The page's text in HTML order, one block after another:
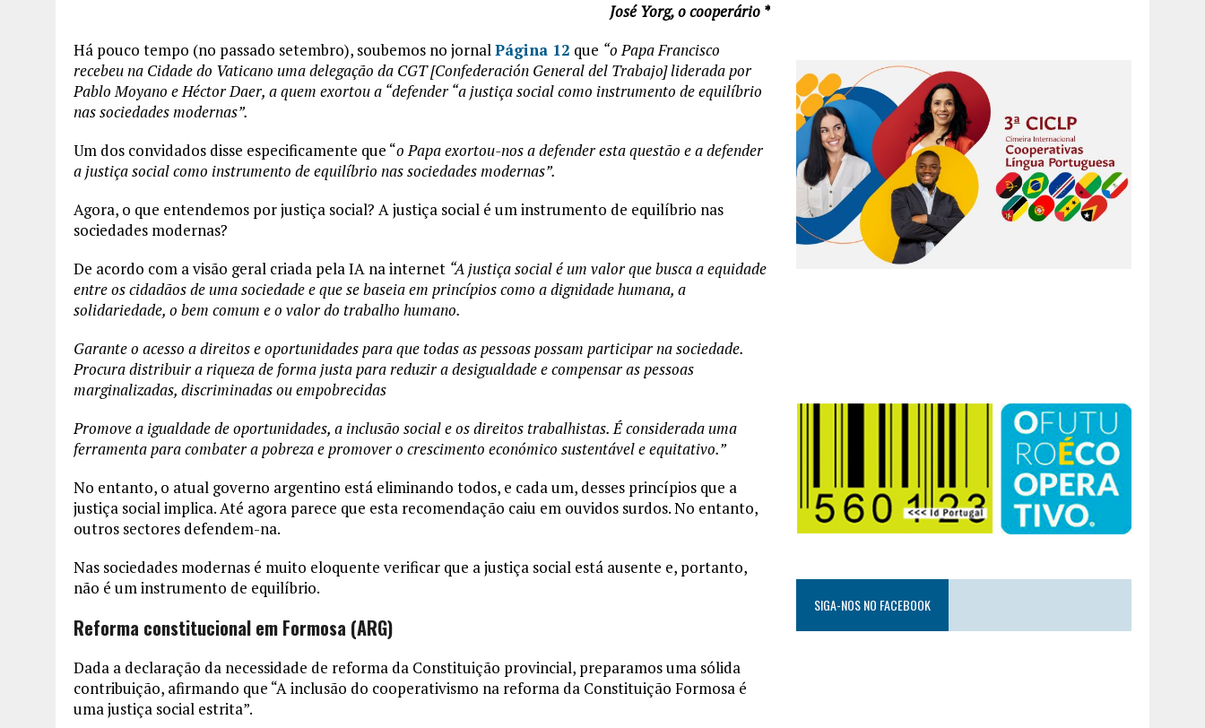
José Yorg, o cooperário *
Há pouco tempo (no passado setembro), soubemos no jornalPágina 12 que “o Papa Francisco
recebeu na Cidade do Vaticano uma delegação da CGT [Confederación General del Trabajo] liderada por
Pablo Moyano e Héctor Daer, a quem exortou a “defender “a justiça social como instrumento de equilíbrio
nas sociedades modernas”.
Um dos convidados disse especificamente que “o Papa exortou-nos a defender esta questão e a defender
a justiça social como instrumento de equilíbrio nas sociedades modernas”.
Agora, o que entendemos por justiça social? A justiça social é um instrumento de equilíbrio nas
sociedades modernas?
De acordo com a visão geral criada pela IA na internet “A justiça social é um valor que busca a equidade
entre os cidadãos de uma sociedade e que se baseia em princípios como a dignidade humana, a
solidariedade, o bem comum e o valor do trabalho humano.
Garante o acesso a direitos e oportunidades para que todas as pessoas possam participar na sociedade.
Procura distribuir a riqueza de forma justa para reduzir a desigualdade e compensar as pessoas
marginalizadas, discriminadas ou empobrecidas
Promove a igualdade de oportunidades, a inclusão social e os direitos trabalhistas. É considerada uma
ferramenta para combater a pobreza e promover o crescimento económico sustentável e equitativo.”
No entanto, o atual governo argentino está eliminando todos, e cada um, desses princípios que a
justiça social implica. Até agora parece que esta recomendação caiu em ouvidos surdos. No entanto,
outros sectores defendem-na.
Nas sociedades modernas é muito eloquente verificar que a justiça social está ausente e, portanto,
não é um instrumento de equilíbrio.
Reforma constitucional em Formosa (ARG)
Dada a declaração da necessidade de reforma da Constituição provincial, preparamos uma sólida
contribuição, afirmando que “A inclusão do cooperativismo na reforma da Constituição Formosa é
uma justiça social estrita”.
SIGA-NOS NO FACEBOOK